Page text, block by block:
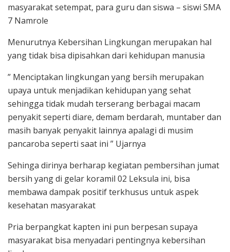
masyarakat setempat, para guru dan siswa – siswi SMA
7 Namrole
Menurutnya Kebersihan Lingkungan merupakan hal
yang tidak bisa dipisahkan dari kehidupan manusia
” Menciptakan lingkungan yang bersih merupakan
upaya untuk menjadikan kehidupan yang sehat
sehingga tidak mudah terserang berbagai macam
penyakit seperti diare, demam berdarah, muntaber dan
masih banyak penyakit lainnya apalagi di musim
pancaroba seperti saat ini ” Ujarnya
Sehinga dirinya berharap kegiatan pembersihan jumat
bersih yang di gelar koramil 02 Leksula ini, bisa
membawa dampak positif terkhusus untuk aspek
kesehatan masyarakat
Pria berpangkat kapten ini pun berpesan supaya
masyarakat bisa menyadari pentingnya kebersihan